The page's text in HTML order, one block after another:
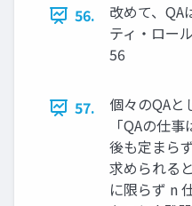
56.
改めて、QA
ティ・ロー
56
57.
個々のQAと
「QAの仕
後も定まら
求められる
に限らず n